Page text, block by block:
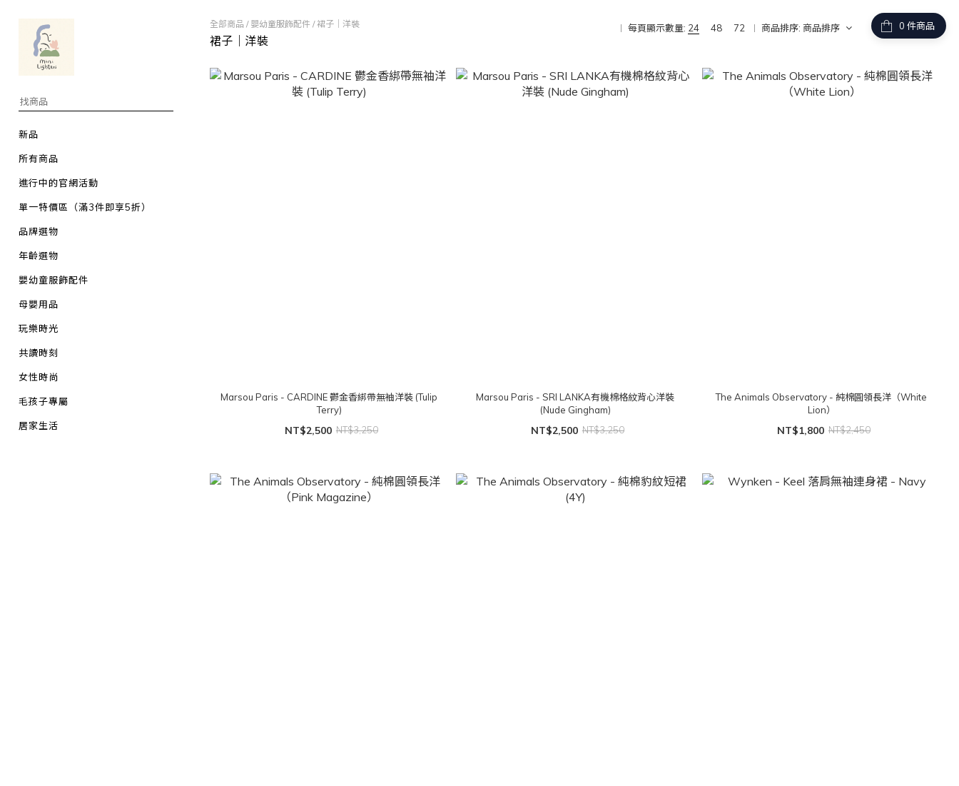
新品
所有商品
進行中的官網活動
單一特價區（滿3件即享5折）
品牌選物
年齡選物
嬰幼童服飾配件
母嬰用品
玩樂時光
共讀時刻
女性時尚
毛孩子專屬
居家生活
件商品
全部商品 / 嬰幼童服飾配件 /裙子｜洋裝
裙子｜洋裝
每頁顯示數量: 24 48 72 商品排序: 商品排序
Marsou Paris - CARDINE 鬱金香綁帶無袖洋裝 (Tulip
Terry)
NT$2,500 NT$3,250
Marsou Paris - SRI LANKA有機棉格紋背心洋裝
(Nude Gingham)
NT$2,500 NT$3,250
The Animals Observatory - 純棉圓領長洋（White
Lion）
NT$1,800 NT$2,450